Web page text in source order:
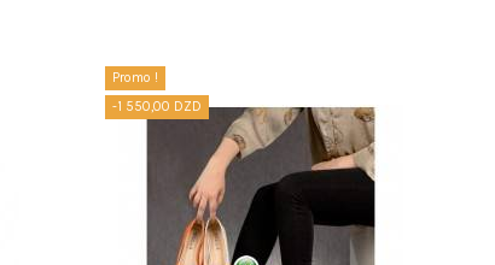
Promo !
-1 550,00 DZD